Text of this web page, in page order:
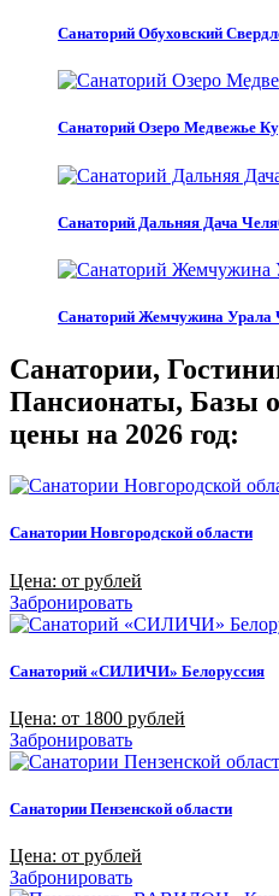
Санаторий Обуховский
Санаторий Озеро Медвежье
Санаторий Дальняя Дача
Санаторий Жемчужина Урала
Санатории,
Пансионаты, Базы
цены на 2026 год:
Санатории Новгородской области
Цена: от рублей
Забронировать
Санаторий «СИЛИЧИ» Белоруссия
Цена: от 1800 рублей
Забронировать
Санатории Пензенской области
Цена: от рублей
Забронировать